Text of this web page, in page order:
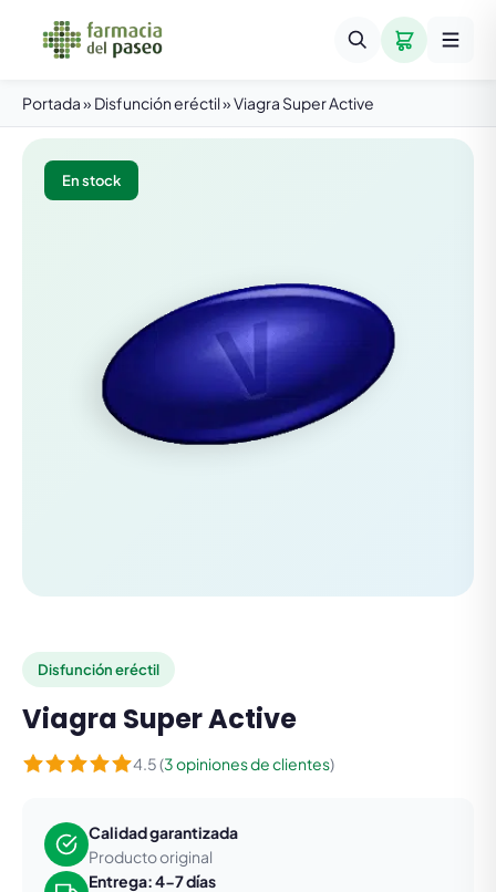
Portada» Disfunción eréctil»Viagra Super Active
En stock
Disfunción eréctil
Viagra Super Active
4.5 (3 opiniones de clientes)
Calidad garantizada
Producto original
Entrega: 4-7 días